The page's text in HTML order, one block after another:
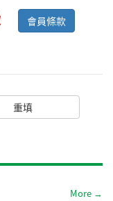
會員條款
More →